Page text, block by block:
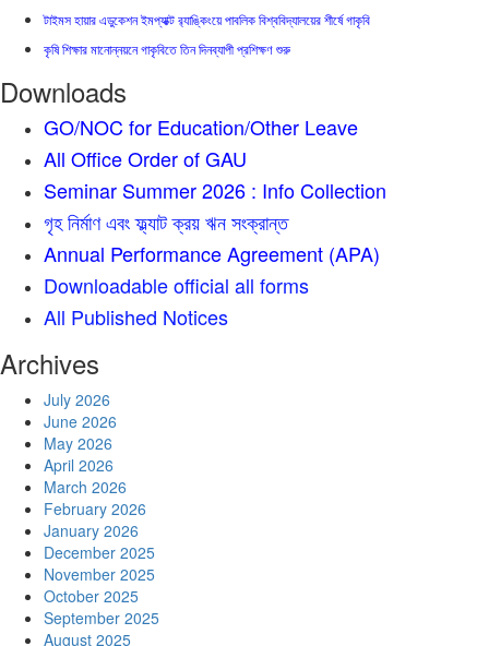
টাইমস হায়ার এডুকেশন ইমপ্যাক্ট র‍্যাঙ্কিংয়ে পাবলিক বিশ্ববিদ্যালয়ের শীর্ষে গাকৃবি
কৃষি শিক্ষার মানোন্নয়নে গাকৃবিতে তিন দিনব্যাপী প্রশিক্ষণ শুরু
Downloads
GO/NOC for Education/Other Leave
All Office Order of GAU
Seminar Summer 2026 : Info Collection
গৃহ নির্মাণ এবং ফ্ল্যাট ক্রয় ঋন সংক্রান্ত
Annual Performance Agreement (APA)
Downloadable official all forms
All Published Notices
Archives
July 2026
June 2026
May 2026
April 2026
March 2026
February 2026
January 2026
December 2025
November 2025
October 2025
September 2025
August 2025